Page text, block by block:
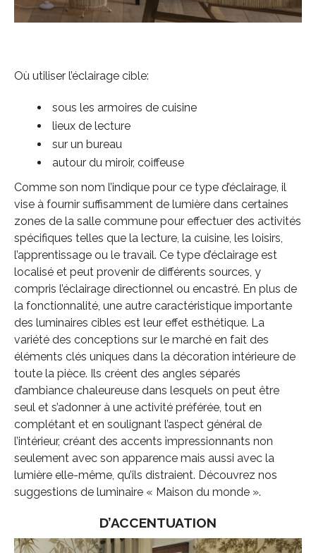
Où utiliser l’éclairage cible:
sous les armoires de cuisine
lieux de lecture
sur un bureau
autour du miroir, coiffeuse
Comme son nom l’indique pour ce type d’éclairage, il
vise à fournir suffisamment de lumière dans certaines
zones de la salle commune pour effectuer des activités
spécifiques telles que la lecture, la cuisine, les loisirs,
l’apprentissage ou le travail. Ce type d’éclairage est
localisé et peut provenir de différents sources, y
compris l’éclairage directionnel ou encastré. En plus de
la fonctionnalité, une autre caractéristique importante
des luminaires cibles est leur effet esthétique. La
variété des conceptions sur le marché en fait des
éléments clés uniques dans la décoration intérieure de
toute la pièce. Ils créent des angles séparés
d’ambiance chaleureuse dans lesquels on peut être
seul et s’adonner à une activité préférée, tout en
complétant et en soulignant l’aspect général de
l’intérieur, créant des accents impressionnants non
seulement avec son apparence mais aussi avec la
lumière elle-même, qu’ils distraient. Découvrez nos
suggestions de luminaire « Maison du monde ».
D’ACCENTUATION